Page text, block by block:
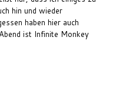
hin und wieder
haben hier auch
ist Infinite Monkey